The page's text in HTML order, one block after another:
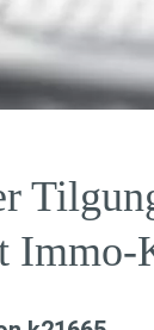
Immo-